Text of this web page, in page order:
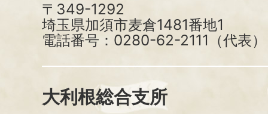
〒349-1292
埼玉県加須市麦倉1481番地1
電話番号：0280-62-2111（代表）
大利根総合支所